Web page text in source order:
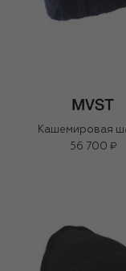
Кашемировая
56 700 ₽